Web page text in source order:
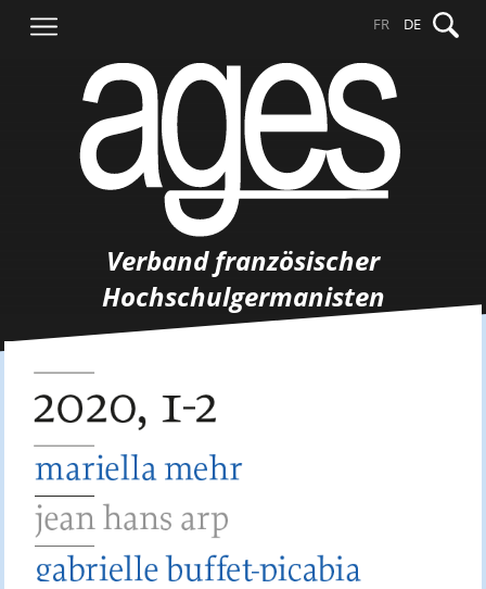
Inhalt
nach:
FR DE
Verband französischer
Hochschulgermanisten